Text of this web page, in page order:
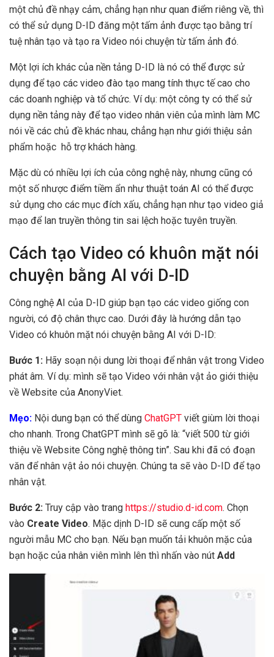
một chủ đề nhạy cảm, chẳng hạn như quan điểm riêng về, thì
có thể sử dụng D-ID đăng một tấm ảnh được tạo bằng trí
tuệ nhân tạo và tạo ra Video nói chuyện từ tấm ảnh đó.
Một lợi ích khác của nền tảng D-ID là nó có thể được sử
dụng để tạo các video đào tạo mang tính thực tế cao cho
các doanh nghiệp và tổ chức. Ví dụ: một công ty có thể sử
dụng nền tảng này để tạo video nhân viên của mình làm MC
nói về các chủ đề khác nhau, chẳng hạn như giới thiệu sản
phẩm hoặc hỗ trợ khách hàng.
Mặc dù có nhiều lợi ích của công nghệ này, nhưng cũng có
một số nhược điểm tiềm ẩn như thuật toán AI có thể được
sử dụng cho các mục đích xấu, chẳng hạn như tạo video giả
mạo để lan truyền thông tin sai lệch hoặc tuyên truyền.
Cách tạo Video có khuôn mặt nói
chuyện bằng AI với D-ID
Công nghệ AI của D-ID giúp bạn tạo các video giống con
người, có độ chân thực cao. Dưới đây là hướng dẫn tạo
Video có khuôn mặt nói chuyện bằng AI với D-ID:
Bước 1: Hãy soạn nội dung lời thoại để nhân vật trong Video
phát âm. Ví dụ: mình sẽ tạo Video với nhân vật ảo giới thiệu
về Website của AnonyViet.
Mẹo: Nội dung bạn có thể dùng ChatGPT viết giùm lời thoại
cho nhanh. Trong ChatGPT mình sẽ gõ là: “viết 500 từ giới
thiệu về Website Công nghệ thông tin”. Sau khi đã có đoạn
văn để nhân vật ảo nói chuyện. Chúng ta sẽ vào D-ID để tạo
nhân vật.
Bước 2: Truy cập vào trang https://studio.d-id.com. Chọn
vào Create Video. Mặc dịnh D-ID sẽ cung cấp một số
người mẫu MC cho bạn. Nếu bạn muốn tải khuôn mặc của
bạn hoặc của nhân viên mình lên thì nhấn vào nút Add